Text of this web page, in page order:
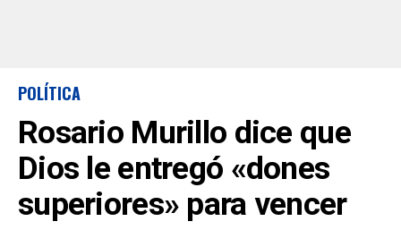
POLÍTICA
Rosario Murillo dice que
Dios le entregó «dones
superiores» para vencer